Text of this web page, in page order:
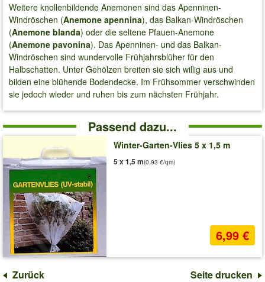
Weitere knollenbildende Anemonen sind das Apenninen-
Windröschen (Anemone apennina), das Balkan-Windröschen
(Anemone blanda) oder die seltene Pfauen-Anemone
(Anemone pavonina). Das Apenninen- und das Balkan-
Windröschen sind wundervolle Frühjahrsblüher für den
Halbschatten. Unter Gehölzen breiten sie sich willig aus und
bilden eine blühende Bodendecke. Im Frühsommer verschwinden
sie jedoch wieder und ruhen bis zum nächsten Frühjahr.
Passend dazu...
Winter-Garten-Vlies 5 x 1,5 m
5 x 1,5 m
6,99 €
(0,93 €/qm)
Zurück Seite drucken